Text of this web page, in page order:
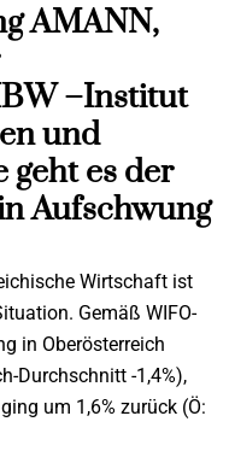
AMANN,
–Institut
und
geht es der
Aufschwung
Wirtschaft ist
Gemäß WIFO-
in Oberösterreich
Durchschnitt -1,4%),
um 1,6% zurück (Ö: